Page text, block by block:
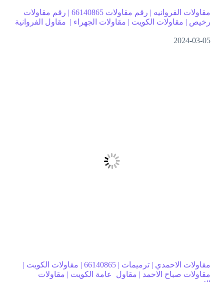
مقاولات الفروانيه | رقم مقاولات 66140865 | رقم مقاولات
رخيص | مقاولات الكويت | مقاولات الجهراء | مقاول الفروانية
2024-03-05
مقاولات الاحمدي | ترميمات | 66140865 | مقاولات الكويت |
مقاولات صباح الاحمد | مقاول عامة الكويت | مقاولات